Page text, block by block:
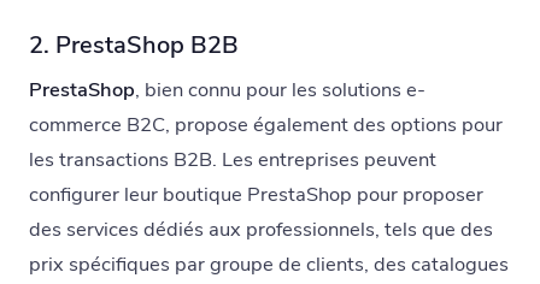
2. PrestaShop B2B
PrestaShop, bien connu pour les solutions e-
commerce B2C, propose également des options pour
les transactions B2B. Les entreprises peuvent
configurer leur boutique PrestaShop pour proposer
des services dédiés aux professionnels, tels que des
prix spécifiques par groupe de clients, des catalogues